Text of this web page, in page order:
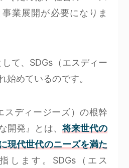
業展開が必要になりま
て、SDGs（エスディー
始めているのです。
スディージーズ）の根幹
開発』とは、将来世代の
現代世代のニーズを満た
します。SDGs（エス